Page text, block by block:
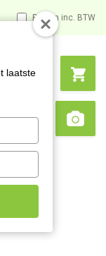
Prijzen inc. BTW
Search
laatste